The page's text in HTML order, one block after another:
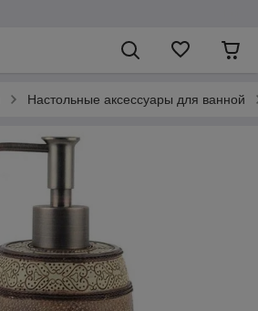
Настольные аксессуары для ванной